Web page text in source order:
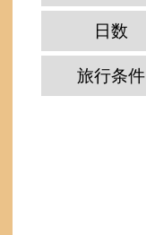
日数
旅行条件